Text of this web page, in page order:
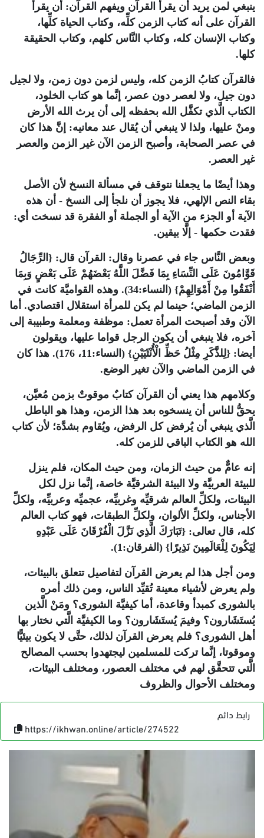
ينبغي لمن يريد أن يقرأ القرآن ويفهم القرآن: أن يقرأ
القرآن على أنه كتاب الزمن كلِّه، وكتاب الحياة كلِّها،
وكتاب الإنسان كله، وكتاب النَّاس كلهم، وكتاب الحقيقة
كلها.
فالقرآن كتابُ الزمن كله، وليس لزمن دون زمن، ولا لجيل
دون جيل، ولا لعصر دون عصر، إنَّما هو كتاب الخلود،
الكتاب الَّذي تكفَّل الله بحفظه إلى أن يرث الله الأرض
ومنْ عليها، ولذا لا ينبغي أن يُقال عند معانيه: إنَّ هذا كان
في عصر الصحابة، وأصبح الزمن الآن غير الزمن والعصر
غير العصر .
وهذا أيضًا ما يجعلنا نتوقف في مسألة النسخ لأن الأصل
بقاء النص الإلهي، فلا يجوز أن نلجأ إلى النسخ - أن هذه
الآية أو الجزء من الآية أو الجملة أو الفقرة قد نسخت أي:
فقدت حكمها - إلَّا بيقين.
وبعض النَّاس جاء في عصرنا وقال: القرآن قال: {الرِّجَالُ
قَوَّامُونَ عَلَى النِّسَاءِ بِمَا فَضَّلَ اللَّهُ بَعْضَهُمْ عَلَى بَعْضٍ وَبِمَا
أَنْفَقُوا مِنْ أَمْوَالِهِمْ} (النساء:34). وهذه القواميَّة كانت في
الزمن الماضي؛ حينما لم يكن للمرأة استقلال اقتصادي. أما
الآن وقد أصبحت المرأة تعمل: موظفة ومعلمة وطبيبة إلى
آخره، فلا ينبغي أن يكون الرجل قواما عليها، ويقولون
أيضا: {لِلذَّكَرِ مِثْلُ حَظِّ الْأُنْثَيَيْنِ} (النساء:11، 176). هذا كان
في الزمن الماضي والآن تغير الوضع.
وكلامهم هذا يعني أن القرآن كتابٌ موقوتٌ بزمن مُعيَّن،
يحقُّ للناس أن ينسخوه بعد هذا الزمن، وهذا هو الباطل
الَّذي ينبغي أن يُرفض كل الرفض، ويُقاوم بشدَّة؛ لأن كتاب
الله هو الكتاب الباقي للزمن كله.
إنه عامٌّ من حيث الزمان، ومن حيث المكان، فلم ينزل
للبيئة العربيَّة ولا البيئة الشرقيَّة خاصة، إنَّما نزل لكل
البيئات، ولكلِّ العالم شرقيِّه وغربيِّه، عجميِّه وعربيِّه، ولكلِّ
الأجناس، ولكلِّ الألوان، ولكلِّ الطبقات، فهو كتاب العالم
كله، قال تعالى: {تَبَارَكَ الَّذِي نَزَّلَ الْفُرْقَانَ عَلَى عَبْدِهِ
لِيَكُونَ لِلْعَالَمِينَ نَذِيرًا} (الفرقان:1).
ومن أجل هذا لم يعرض القرآن لتفاصيل تتعلق بالبيئات،
ولم يعرض لأشياء معينة تُقيِّد الناس، ومن ذلك أمره
بالشورى كمبدأ وقاعدة، أما كيفيَّة الشورى؟ ومَنْ الَّذين
يُستَشَارون؟ وفيمَ يُستَشَارون؟ وما الكيفيَّة الَّتي نختار بها
أهل الشورى؟ فلم يعرض القرآن لذلك، حتَّى لا يكون بيئيًّا
وموقوتا، إنَّما تركت للمسلمين ليجتهدوا بحسب المصالح
الَّتي تتحقَّق لهم في مختلف العصور، ومختلف البيئات،
ومختلف الأحوال والظروف
رابط دائم
https://ikhwan.online/article/274522